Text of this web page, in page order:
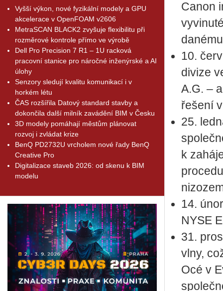
Vyšší výkon, nové fyzikální modely a GPU
akcelerace v OpenFOAM v2606
MetraSCAN BLACK2 zvyšuje flexibilitu při
rozměrové kontrole přímo ve výrobě
Dell Pro Precision 7 R1 – 1U racková
pracovní stanice pro náročné inženýrské a AI
úlohy
Senzory sledují kvalitu komunikací i v
horkém létu
ČAS rozšířila Datový standard stavby a
dokončila další milník zavádění BIM v Česku
3D modely pomáhají městům plánovat
rozvoj i zvládat krize
BenQ PD2732U vrcholem nové řady BenQ
Creative Pro
Digitalizace staveb 2026: od skenu k BIM
modelu
Canon
10.
divize
A.G. –
řešení
25.
k
14.
NYSE
31.
vlny,
Océ v